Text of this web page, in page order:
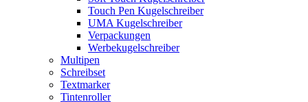
Touch Pen Kugelschreiber
UMA Kugelschreiber
Verpackungen
Werbekugelschreiber
Multipen
Schreibset
Textmarker
Tintenroller